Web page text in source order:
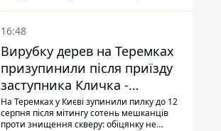
16:48
Вирубку дерев на Теремках
призупинили після приїзду
заступника Кличка -
почався діалог
На Теремках у Києві зупинили пилку до 12
серпня після мітингу сотень мешканців
проти знищення скверу: обіцянку не